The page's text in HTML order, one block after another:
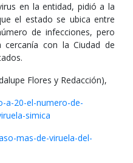
en la entidad, pidió a la
el estado se ubica entre
de infecciones, pero
con la Ciudad de
Flores y Redacción),
a-20-el-numero-de-
simica
mas-de-viruela-del-